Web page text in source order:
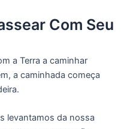
Com Seu
a Terra a caminhar
a caminhada começa
levantamos da nossa